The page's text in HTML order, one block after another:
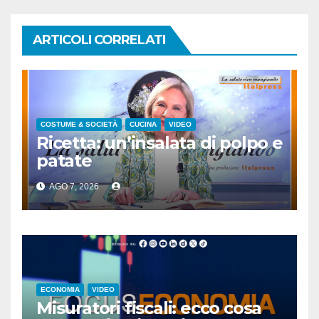
ARTICOLI CORRELATI
COSTUME & SOCIETÀ CUCINA VIDEO
Ricetta: un’insalata di polpo e
patate
AGO 7, 2026
ECONOMIA VIDEO
Misuratori fiscali: ecco cosa